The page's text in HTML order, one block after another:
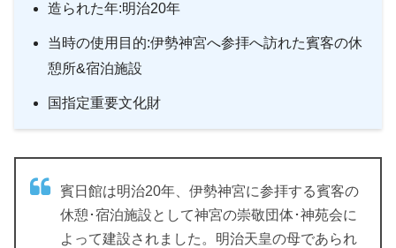
造られた年:明治20年
当時の使用目的:伊勢神宮へ参拝へ訪れた賓客の休
憩所&宿泊施設
国指定重要文化財
賓日館は明治20年、伊勢神宮に参拝する賓客の
休憩･宿泊施設として神宮の崇敬団体･神苑会に
よって建設されました。明治天皇の母であられ